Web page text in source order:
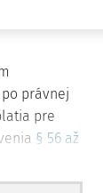
právnej
pre
§ 56 až